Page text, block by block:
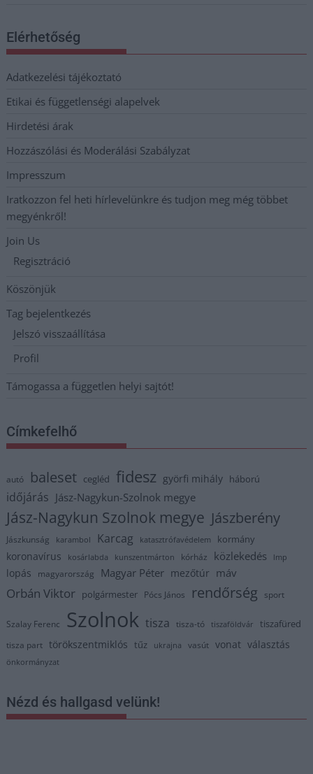
Elérhetőség
Adatkezelési tájékoztató
Etikai és függetlenségi alapelvek
Hirdetési árak
Hozzászólási és Moderálási Szabályzat
Impresszum
Iratkozzon fel heti hírlevelünkre és tudjon meg még többet
megyénkről!
Join Us
Regisztráció
Köszönjük
Tag bejelentkezés
Jelszó visszaállítása
Profil
Támogassa a független helyi sajtót!
Címkefelhő
autó baleset cegléd fidesz györfi mihály háború
időjárás Jász-Nagykun-Szolnok megye
Jász-Nagykun Szolnok megye Jászberény
Jászkunság karambol Karcag katasztrófavédelem kormány
koronavírus kosárlabda kunszentmárton kórház közlekedés lmp
lopás magyarország Magyar Péter mezőtúr máv
Orbán Viktor polgármester Pócs János rendőrség sport
Szalay Ferenc Szolnok tisza tisza-tó tiszaföldvár tiszafüred
tisza part törökszentmiklós tűz ukrajna vasút vonat választás
önkormányzat
Nézd és hallgasd velünk!